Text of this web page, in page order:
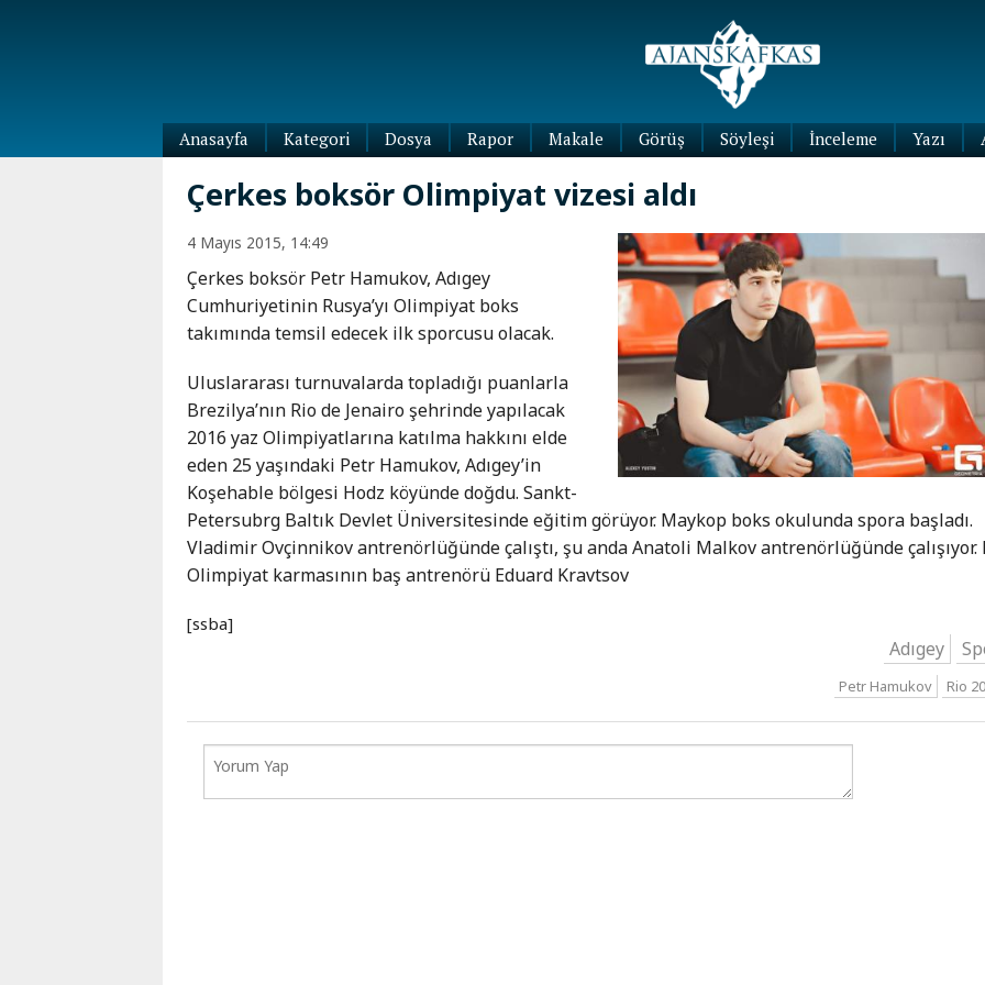
Anasayfa
Kategori
Dünya
Abhazya
Adıgey
Çeçenya
Dağıstan
İnguşetya
Kabardey-
Balkar
Karaçay-
Çerkes
Krasnodar
Kafkas-
Ötesi
Azerbaycan
Ermenistan
Dosya Rapor Makale Görüş Söyleşi İnceleme
Yazı
Çerkes boksör Olimpiyat vizesi aldı
4 Mayıs 2015, 14:49
Çerkes boksör Petr Hamukov, Adıgey
Cumhuriyetinin Rusya’yı Olimpiyat boks
takımında temsil edecek ilk sporcusu olacak.
Uluslararası turnuvalarda topladığı puanlarla
Brezilya’nın Rio de Jenairo şehrinde yapılacak
2016 yaz Olimpiyatlarına katılma hakkını elde
eden 25 yaşındaki Petr Hamukov, Adıgey’in
Koşehable bölgesi Hodz köyünde doğdu. Sankt-
Petersubrg Baltık Devlet Üniversitesinde eğitim görüyor. Maykop boks okulunda spora başladı.
Vladimir Ovçinnikov antrenörlüğünde çalıştı, şu anda Anatoli Malkov antrenörlüğünde çalışıyor.
Olimpiyat karmasının baş antrenörü Eduard Kravtsov
[ssba]
Adıgey
Petr Hamukov Rio